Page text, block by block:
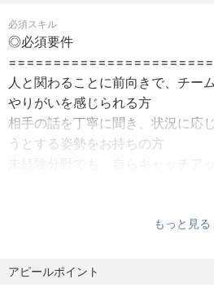
◎プロダクトマネージャー（PM）
========================
・商品企画や設計、リリースまで
貫で携わることができる。
・先進技術を扱うことができ、商
が可能。
・複雑な決裁を経ての商品リリー
■KINUJO ヘアードライヤー
必須スキル
◎必須要件
人と関わることに前向きで、チー
やりがいを感じられる方
相手の話を丁寧に聞き、状況に応
うとする姿勢をお持ちの方
※入社後に必要な専門知識は、業
歓迎スキル
もっと見る
アピールポイント